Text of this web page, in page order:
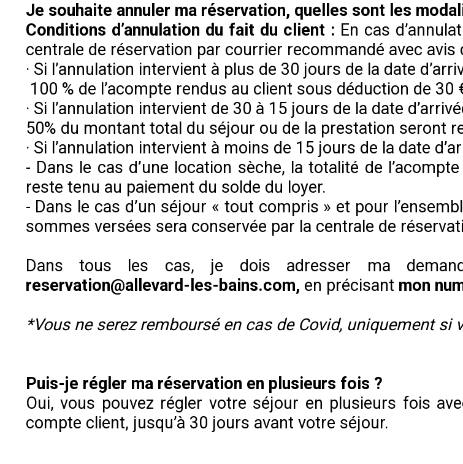
Je souhaite annuler ma réservation, quelles sont les
Conditions d’annulation du fait du client : En cas
centrale de réservation par courrier recommandé avec avis
· Si l’annulation intervient à plus de 30 jours de la date
100 % de l’acompte rendus au client sous déduction de 30
· Si l’annulation intervient de 30 à 15 jours de la date
50% du montant total du séjour ou de la prestation seront
· Si l’annulation intervient à moins de 15 jours de la date
- Dans le cas d’une location sèche, la totalité de
reste tenu au paiement du solde du loyer.
- Dans le cas d’un séjour « tout compris » et pour
sommes versées sera conservée par la centrale de
Dans tous les cas, je dois adresser ma
reservation@allevard-les-bains.com, en précisant mon
*Vous ne serez remboursé en cas de Covid, uniquement
Puis-je régler ma réservation en plusieurs fois ?
Oui, vous pouvez régler votre séjour en plusieurs fois
compte client, jusqu’à 30 jours avant votre séjour.